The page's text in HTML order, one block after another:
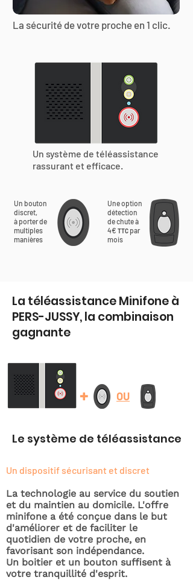
La sécurité de votre proche en 1 clic.
Un système de téléassistance
rassurant et efficace.
Un bouton
discret,
à porter de
multiples
manières
Une option
détection
de chute à
4€ TTC par
mois
La téléassistance Minifone à
PERS-JUSSY, la combinaison
gagnante
+ OU
Le système de téléassistance
Un dispositif sécurisant et discret
La technologie au service du soutien
et du maintien au domicile. L'offre
minifone a été conçue dans le but
d'améliorer et de faciliter le
quotidien de votre proche, en
favorisant son indépendance.
Un boitier et un bouton suffisent à
votre tranquillité d'esprit.